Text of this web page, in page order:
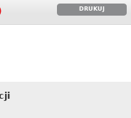
DRUKUJ